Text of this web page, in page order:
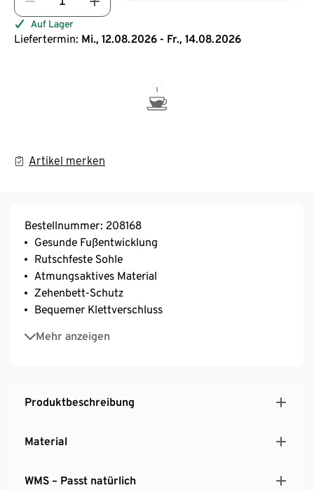
Auf Lager
Liefertermin: Mi., 12.08.2026 - Fr., 14.08.2026
Artikel merken
Bestellnummer: 208168
Gesunde Fußentwicklung
Rutschfeste Sohle
Atmungsaktives Material
Zehenbett-Schutz
Bequemer Klettverschluss
Mehr anzeigen
Herausnehmbare Innensohle
Passform: WMS M
Produktbeschreibung
Material
WMS – Passt natürlich